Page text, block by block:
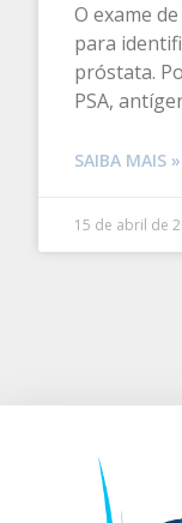
O exame
para
próstata.
PSA,
SAIBA MAIS »
15 de abril de